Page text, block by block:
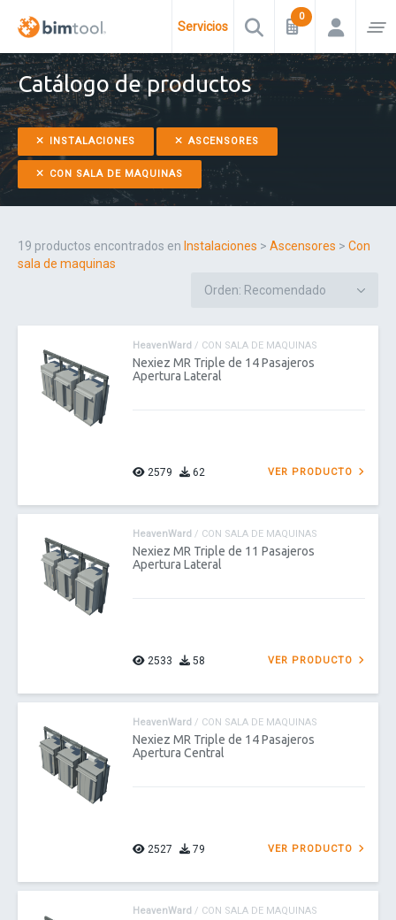
Servicios
Catálogo de productos
INSTALACIONES ASCENSORES
CON SALA DE MAQUINAS
19 productos encontrados en Instalaciones > Ascensores > Con
sala de maquinas
HeavenWard / CON SALA DE MAQUINAS
Nexiez MR Triple de 14 Pasajeros
Apertura Lateral
2579 62 VER PRODUCTO
HeavenWard / CON SALA DE MAQUINAS
Nexiez MR Triple de 11 Pasajeros
Apertura Lateral
2533 58 VER PRODUCTO
HeavenWard / CON SALA DE MAQUINAS
Nexiez MR Triple de 14 Pasajeros
Apertura Central
2527 79 VER PRODUCTO
HeavenWard / CON SALA DE MAQUINAS